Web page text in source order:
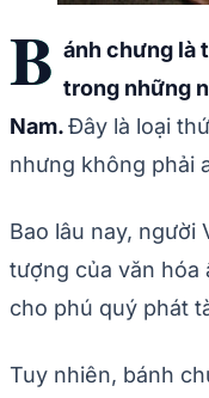
B ánh chưng là
trong những
Nam.Đây là loại
nhưng không phải
Bao lâu nay, người
tượng của văn hóa
cho phú quý phát
Tuy nhiên, bánh